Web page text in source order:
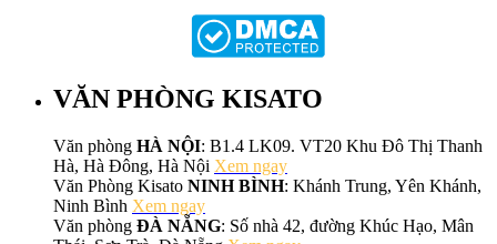
VĂN PHÒNG KISATO
Văn phòng HÀ NỘI: B1.4 LK09. VT20 Khu Đô Thị Thanh
Hà, Hà Đông, Hà Nội Xem ngay
Văn Phòng Kisato NINH BÌNH: Khánh Trung, Yên Khánh,
Ninh Bình Xem ngay
Văn phòng ĐÀ NẴNG: Số nhà 42, đường Khúc Hạo, Mân